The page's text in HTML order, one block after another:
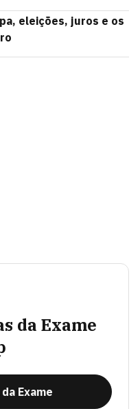
eleições, juros e os
da Exame
Exame